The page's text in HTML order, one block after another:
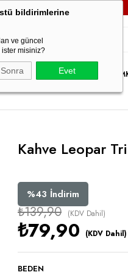
bildirimlerine
ve güncel
misiniz?
Evet
KARGO ÜCRETSİZ!
TAKIM PARTY WEAR İNDİRİM
Kahve Leopar
%43 İndirim
₺139,90 (KDV Dahil)
₺79,90 (KDV Dahil)
BEDEN